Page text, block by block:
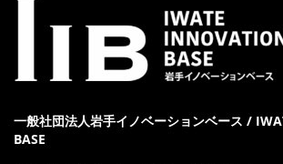
一般社団法人岩手イノベーションベース /
BASE